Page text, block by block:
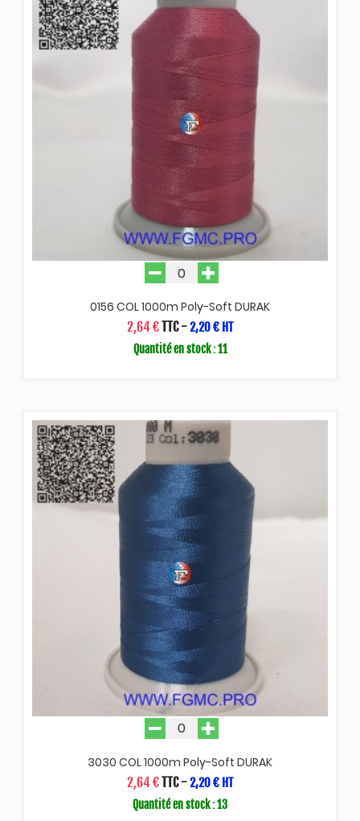
0156 COL 1000m Poly-Soft DURAK
2,64 €TTC-2,20 € HT
Quantité en stock : 11
3030 COL 1000m Poly-Soft DURAK
2,64 €TTC-2,20 € HT
Quantité en stock : 13